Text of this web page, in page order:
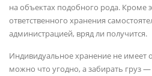
на объектах подобного рода. Кроме
ответственного хранения
администрацией, вряд ли получится.
Индивидуальное хранение не имеет
можно что угодно, а забирать груз